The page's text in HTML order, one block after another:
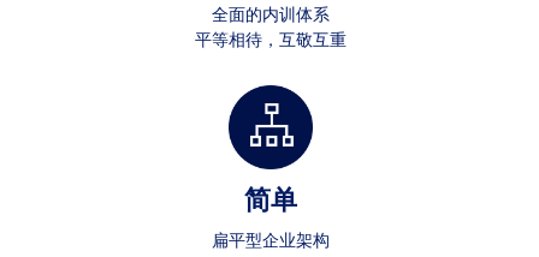
全面的内训体系
平等相待，互敬互重
简单
扁平型企业架构